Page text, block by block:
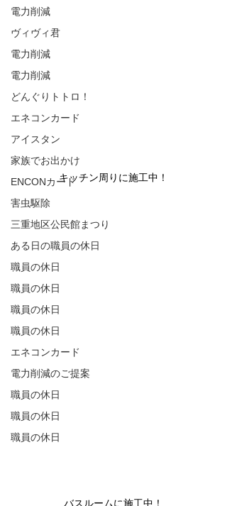
電力削減
ヴィヴィ君
電力削減
電力削減
どんぐりトトロ！
エネコンカード
アイスタン
家族でお出かけ
ENCONカード
害虫駆除
三重地区公民館まつり
ある日の職員の休日
職員の休日
職員の休日
職員の休日
職員の休日
エネコンカード
電力削減のご提案
職員の休日
職員の休日
職員の休日
キッチン周りに施工中！
バスルームに施工中！